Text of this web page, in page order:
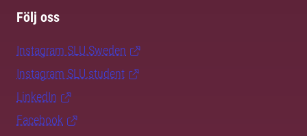
Följ oss
Instagram SLU.Sweden
Instagram SLU.student
LinkedIn
Facebook